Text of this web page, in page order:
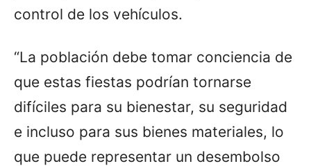
control de los vehículos.
“La población debe tomar conciencia de
que estas fiestas podrían tornarse
difíciles para su bienestar, su seguridad
e incluso para sus bienes materiales, lo
que puede representar un desembolso